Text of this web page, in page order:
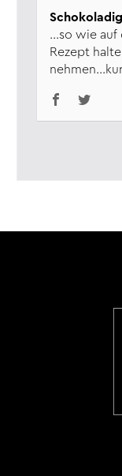
...so wie auf
Rezept
Sehr zu